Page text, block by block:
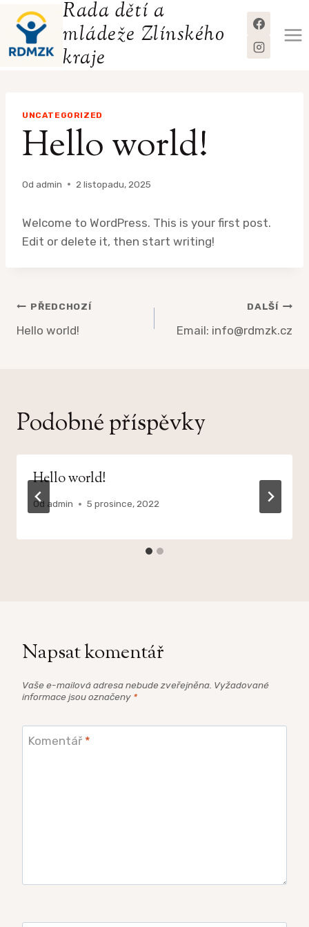
Přeskočit
obsah
Rada dětí a
mládeže Zlínského
kraje
UNCATEGORIZED
Hello world!
Od admin 2 listopadu, 2025
Welcome to WordPress. This is your first post.
Edit or delete it, then start writing!
Navigace
pro
PŘEDCHOZÍ
Hello world!
DALŠÍ
Email: info@rdmzk.cz
Podobné příspěvky
Hello world!
Od admin 5 prosince, 2022
Napsat komentář
Vaše e-mailová adresa nebude zveřejněna. Vyžadované
informace jsou označeny *
Komentář *